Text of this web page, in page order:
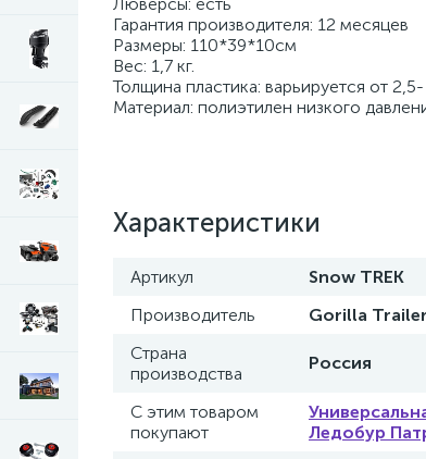
Гарантия производителя: 12 месяцев
Размеры: 110*39*10см
Вес: 1,7 кг.
Толщина пластика: варьируется от
Материал: полиэтилен низкого
Характеристики
Артикул
Snow TREK
Производитель
Gorilla
Страна
производства
Россия
С этим товаром
покупают
Ледобур